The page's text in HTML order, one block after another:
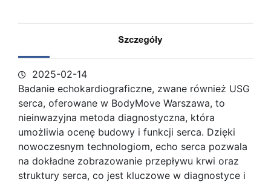
2025-02-14
Badanie echokardiograficzne, zwane również USG
serca, oferowane w BodyMove Warszawa, to
nieinwazyjna metoda diagnostyczna, która
umożliwia ocenę budowy i funkcji serca. Dzięki
nowoczesnym technologiom, echo serca pozwala
na dokładne zobrazowanie przepływu krwi oraz
struktury serca, co jest kluczowe w diagnostyce i